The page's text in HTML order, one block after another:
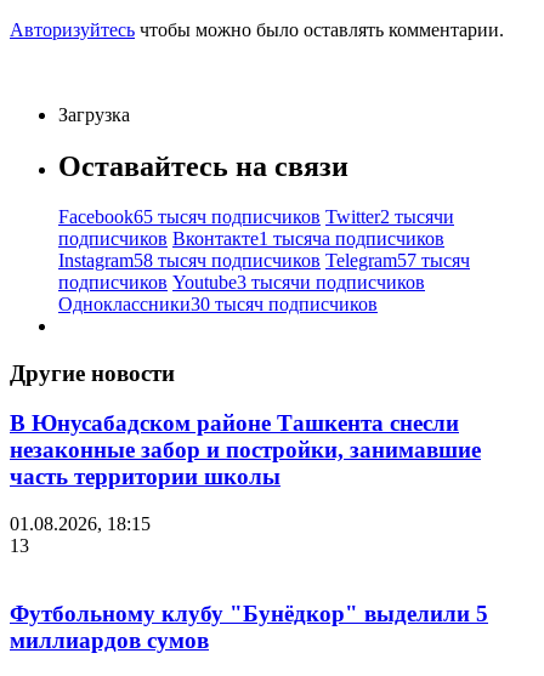
Авторизуйтесь чтобы можно было оставлять комментарии.
Загрузка
Оставайтесь на связи
Facebook65 тысяч подписчиков Twitter2 тысячи
подписчиков Вконтакте1 тысяча подписчиков
Instagram58 тысяч подписчиков Telegram57 тысяч
подписчиков Youtube3 тысячи подписчиков
Одноклассники30 тысяч подписчиков
Другие новости
В Юнусабадском районе Ташкента снесли
незаконные забор и постройки, занимавшие
часть территории школы
01.08.2026, 18:15
13
Футбольному клубу "Бунёдкор" выделили 5
миллиардов сумов